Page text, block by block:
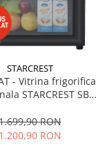
STARCREST
- Vitrina frigorifica
STARCREST SBC-
LED, H 104
cm, Negru
RON
1.200,90 RON